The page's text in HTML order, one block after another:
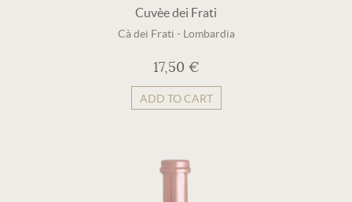
Cuvèe dei Frati
Cà dei Frati - Lombardia
17,50 €
ADD TO CART